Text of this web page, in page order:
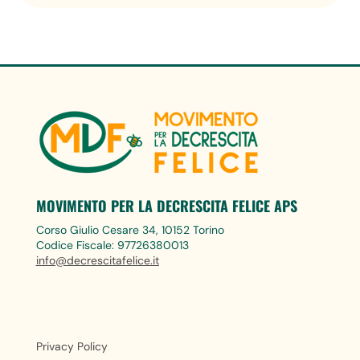
MOVIMENTO PER LA DECRESCITA FELICE APS
Corso Giulio Cesare 34, 10152 Torino
Codice Fiscale: 97726380013
info@decrescitafelice.it
Privacy Policy